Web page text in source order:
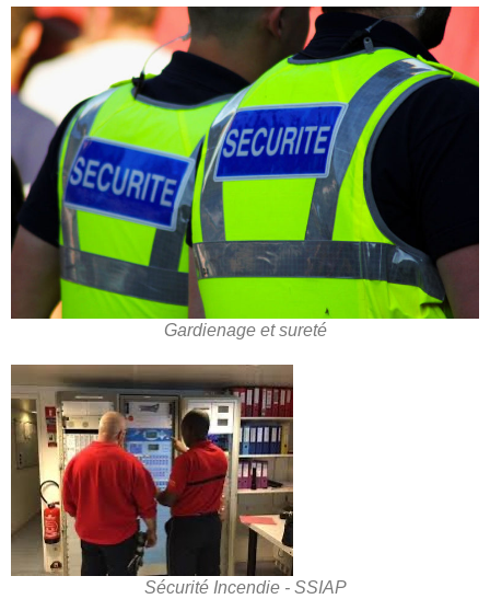
Gardienage et sureté
Sécurité Incendie - SSIAP